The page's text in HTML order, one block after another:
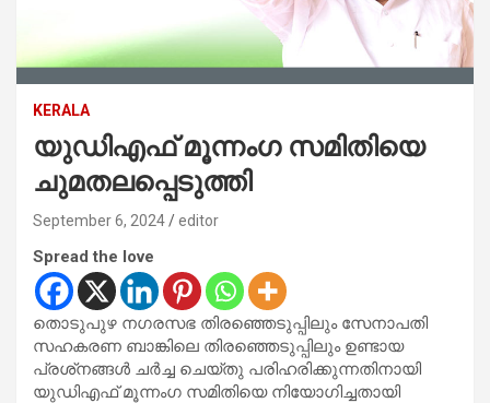
KERALA
യുഡിഎഫ് മൂന്നംഗ സമിതിയെ
ചുമതലപ്പെടുത്തി
September 6, 2024 editor
Spread the love
തൊടുപുഴ നഗരസഭ തിരഞ്ഞെടുപ്പിലും സേനാപതി
സഹകരണ ബാങ്കിലെ തിരഞ്ഞെടുപ്പിലും ഉണ്ടായ
പ്രശ്‌നങ്ങള്‍ ചര്‍ച്ച ചെയ്തു പരിഹരിക്കുന്നതിനായി
യുഡിഎഫ് മൂന്നംഗ സമിതിയെ നിയോഗിച്ചതായി